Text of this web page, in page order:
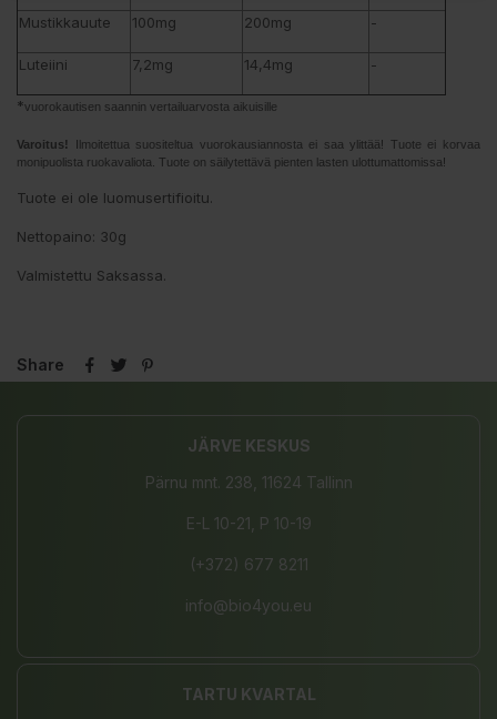
Mustikkauute 100mg 200mg -
Luteiini 7,2mg 14,4mg -
*vuorokautisen saannin vertailuarvosta aikuisille
Varoitus!
Ilmoitettua suositeltua vuorokausiannosta ei saa ylittää! Tuote ei korvaa
monipuolista ruokavaliota. Tuote on säilytettävä pienten lasten ulottumattomissa!
Tuote ei ole luomusertifioitu.
Nettopaino: 30g
Valmistettu Saksassa.
Share
JÄRVE KESKUS
Pärnu mnt. 238, 11624 Tallinn
E-L 10-21, P 10-19
(+372) 677 8211
info@bio4you.eu
TARTU KVARTAL